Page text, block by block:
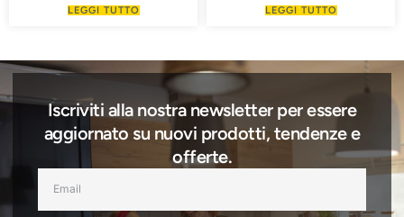
LEGGI TUTTO LEGGI TUTTO
Iscriviti alla nostra newsletter per essere
aggiornato su nuovi prodotti, tendenze e
offerte.